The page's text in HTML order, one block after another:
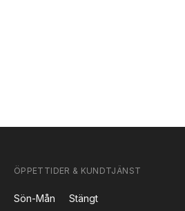
ÖPPETTIDER & KUNDTJÄNST
Sön-Mån
Stängt